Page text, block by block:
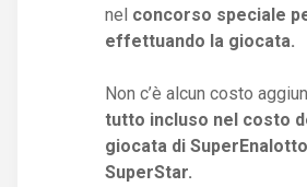
nel concorso speciale
effettuando la giocata.
Non c’è alcun costo
tutto incluso nel costo
giocata di
SuperStar.